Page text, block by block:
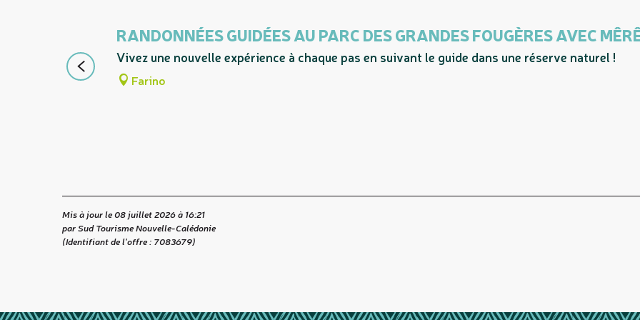
RANDONNÉES GUIDÉES AU PARC DES GRANDES FOUGÈRES AVEC
Vivez une nouvelle expérience à chaque pas en suivant le guide dans une réserve naturel !
Farino
Mis à jour le 08 juillet 2026 à 16:21
par Sud Tourisme Nouvelle-Calédonie
(Identifiant de l'offre : 7083679)